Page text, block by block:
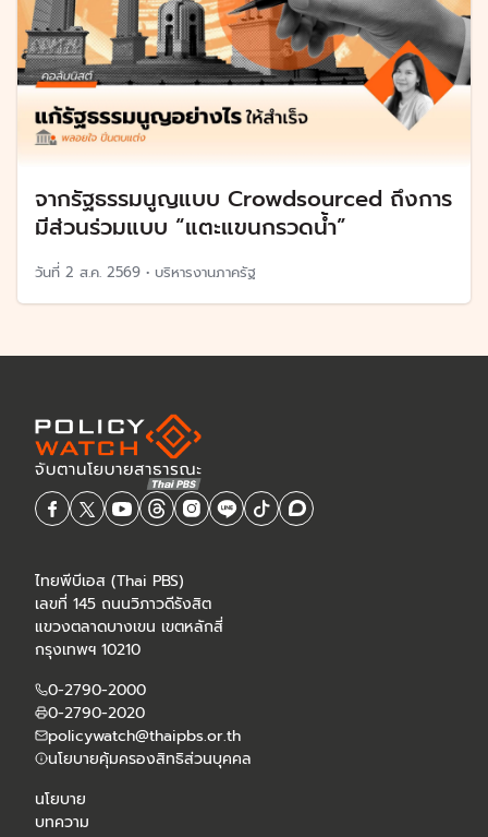
จากรัฐธรรมนูญแบบ Crowdsourced ถึงการ
มีส่วนร่วมแบบ “แตะแขนกรวดน้ำ”
วันที่ 2 ส.ค. 2569 • บริหารงานภาครัฐ
ไทยพีบีเอส (Thai PBS)
เลขที่ 145 ถนนวิภาวดีรังสิต
แขวงตลาดบางเขน เขตหลักสี่
กรุงเทพฯ 10210
0-2790-2000
0-2790-2020
policywatch@thaipbs.or.th
นโยบายคุ้มครองสิทธิส่วนบุคคล
นโยบาย
บทความ